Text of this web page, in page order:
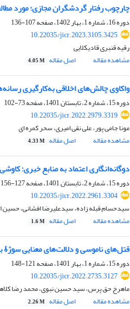
چارچوب رفتار گردشگران مجازی؛ مورد
دوره 16، شماره 1، بهار 1402، صفحه
107-136
10.22035/jicr.2023.3105.3425
رقیه قنبری قادیکلایی
مشاهده مقاله
اصل مقاله 4.05 M
واکاوی چالش‌های اخلاقی به‌کارگیری
دوره 15، شماره 2، تابستان 1401، صفحه
73-102
10.22035/jicr.2022.2979.3319
مونا جامی پور، علی نقی امیری، سحر کمره ای
مشاهده مقاله
اصل مقاله 4.33 M
دوگانه‌انگاری اعتماد به منابع خبری:
دوره 15، شماره 2، تابستان 1401، صفحه
127-156
10.22035/jicr.2022.2961.3304
سیدحسام قبله زاده، سیدعلیرضا افشانی، حسین
مشاهده مقاله
اصل مقاله 1.6 M
قتل‌های ناموسی و دلالت‌های معنایی سوژۀ
دوره 15، شماره 1، بهار 1401، صفحه
121-148
10.22035/jicr.2022.2735.3127
ماهرخ حق پرس، سید حسین نبوی، محمد رضا
مشاهده مقاله
اصل مقاله 2.26 M